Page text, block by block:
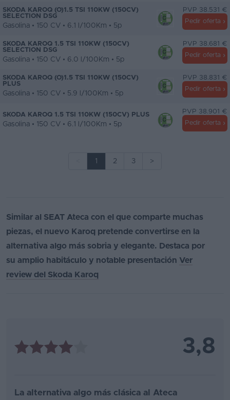
SKODA KAROQ (O)1.5 TSI 110KW (150CV)
SELECTION DSG
Gasolina • 150 CV • 6.1 l/100Km • 5p
PVP 38.531 €
Pedir oferta
SKODA KAROQ 1.5 TSI 110KW (150CV)
SELECTION DSG
Gasolina • 150 CV • 6.0 l/100Km • 5p
PVP 38.681 €
Pedir oferta
SKODA KAROQ (O)1.5 TSI 110KW (150CV)
PLUS
Gasolina • 150 CV • 5.9 l/100Km • 5p
PVP 38.831 €
Pedir oferta
SKODA KAROQ 1.5 TSI 110KW (150CV) PLUS
Gasolina • 150 CV • 6.1 l/100Km • 5p
PVP 38.901 €
Pedir oferta
1 2 3 >
Similar al SEAT Ateca con el que comparte muchas
piezas, el nuevo Karoq pretende convertirse en la
alternativa algo más sobria y elegante. Destaca por
su amplio habitáculo y notable presentación Ver
review del Skoda Karoq
3,8
La alternativa algo más clásica al Ateca